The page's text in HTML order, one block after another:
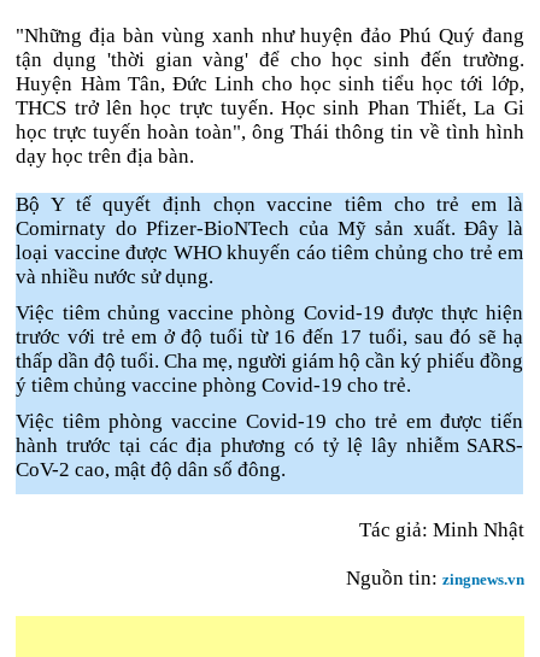
"Những địa bàn vùng xanh như huyện đảo Phú Quý đang
tận dụng 'thời gian vàng' để cho học sinh đến trường.
Huyện Hàm Tân, Đức Linh cho học sinh tiểu học tới lớp,
THCS trở lên học trực tuyến. Học sinh Phan Thiết, La Gi
học trực tuyến hoàn toàn", ông Thái thông tin về tình hình
dạy học trên địa bàn.
Bộ Y tế quyết định chọn vaccine tiêm cho trẻ em là
Comirnaty do Pfizer-BioNTech của Mỹ sản xuất. Đây là
loại vaccine được WHO khuyến cáo tiêm chủng cho trẻ em
và nhiều nước sử dụng.
Việc tiêm chủng vaccine phòng Covid-19 được thực hiện
trước với trẻ em ở độ tuổi từ 16 đến 17 tuổi, sau đó sẽ hạ
thấp dần độ tuổi. Cha mẹ, người giám hộ cần ký phiếu đồng
ý tiêm chủng vaccine phòng Covid-19 cho trẻ.
Việc tiêm phòng vaccine Covid-19 cho trẻ em được tiến
hành trước tại các địa phương có tỷ lệ lây nhiễm SARS-
CoV-2 cao, mật độ dân số đông.
Tác giả: Minh Nhật
Nguồn tin: zingnews.vn